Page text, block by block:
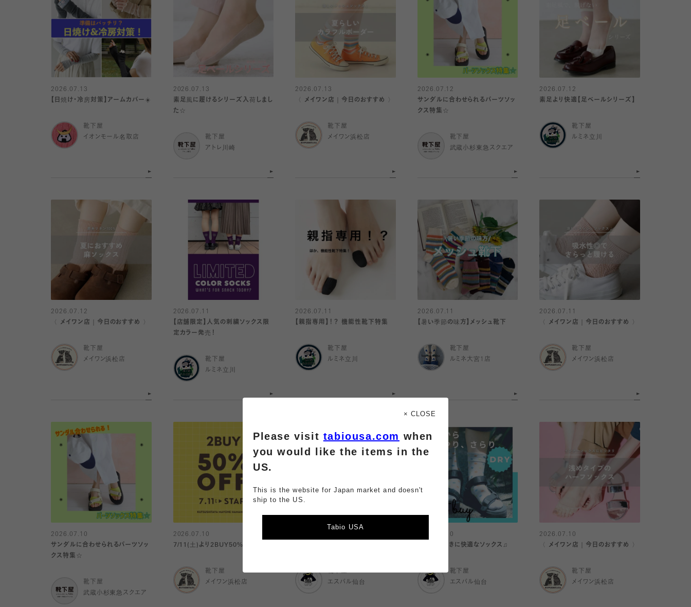
2026.07.13
【日焼け・冷房対策】アームカバー☀️
靴下屋
イオンモール名取店
2026.07.13
素足風に履けるシリーズ入荷しまし
た☆
靴下屋
アトレ川崎
2026.07.13
〈 メイワン店｜今日のおすすめ 〉
靴下屋
メイワン浜松店
2026.07.12
サンダルに合わせられるパーツソッ
クス特集☆
靴下屋
武蔵小杉東急スクエア
2026.07.12
素足より快適【足ベールシリーズ】
靴下屋
ルミネ立川
2026.07.12
〈 メイワン店｜今日のおすすめ 〉
靴下屋
メイワン浜松店
2026.07.11
【店舗限定】人気の刺繍ソックス限
定カラー発売！
靴下屋
ルミネ立川
2026.07.11
【親指専用】！？ 機能性靴下特集
靴下屋
ルミネ立川
2026.07.11
【暑い季節の味方】メッシュ靴下
靴下屋
ルミネ大宮1店
2026.07.11
〈 メイワン店｜今日のおすすめ 〉
靴下屋
メイワン浜松店
2026.07.10
サンダルに合わせられるパーツソッ
クス特集☆
靴下屋
武蔵小杉東急スクエア
2026.07.10
7/11(土)より2BUY50%OFF
靴下屋
メイワン浜松店
靴下屋
エスパル仙台
2026.07.10
夏のベタつきに快適なソックス♫
靴下屋
エスパル仙台
2026.07.10
〈 メイワン店｜今日のおすすめ 〉
靴下屋
メイワン浜松店
× CLOSE
Please visit tabiousa.com when
you would like the items in the
US.
This is the website for Japan market and doesn't
ship to the US.
Tabio USA